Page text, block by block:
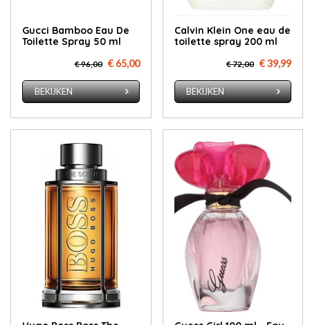
Gucci Bamboo Eau De
Toilette Spray 50 ml
€ 96,00 € 65,00
BEKIJKEN
Calvin Klein One eau de
toilette spray 200 ml
€ 72,00 € 39,99
BEKIJKEN